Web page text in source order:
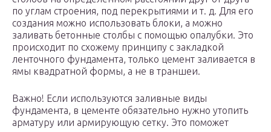
по углам строения, под перекрытиями и т. д. Для его
создания можно использовать блоки, а можно
заливать бетонные столбы с помощью опалубки. Это
происходит по схожему принципу с закладкой
ленточного фундамента, только цемент заливается в
ямы квадратной формы, а не в траншеи.
Важно! Если используются заливные виды
фундамента, в цементе обязательно нужно утопить
арматуру или армирующую сетку. Это поможет